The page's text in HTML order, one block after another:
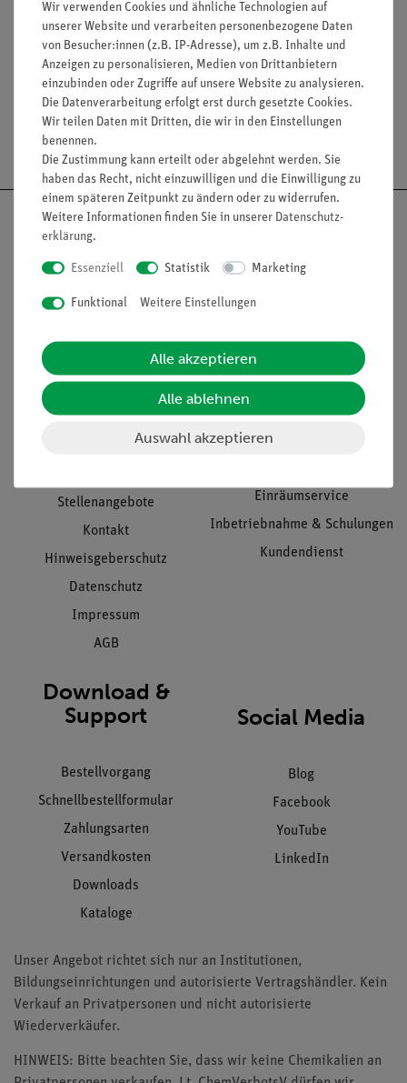
12 Monaten empfohlen.
Nach oben
Informationen
Unternehmen
Projekte und Lösungen
Stellenangebote
Kontakt
Hinweisgeberschutz
Datenschutz
Impressum
AGB
Übersicht Service
Beratung & Showroom
Einräumservice
Inbetriebnahme & Schulungen
Kundendienst
Download &
Support
Bestellvorgang
Schnellbestellformular
Zahlungsarten
Versandkosten
Downloads
Kataloge
Social Media
Blog
Facebook
YouTube
LinkedIn
Unser Angebot richtet sich nur an Institutionen,
Bildungseinrichtungen und autorisierte Vertragshändler. Kein
Verkauf an Privatpersonen und nicht autorisierte
Wiederverkäufer.
HINWEIS: Bitte beachten Sie, dass wir keine Chemikalien an
Wir verwenden Cookies und ähnliche Technologien auf
unserer Website und verarbeiten personenbezogene Daten
von Besucher:innen (z.B. IP-Adresse), um z.B. Inhalte und
Anzeigen zu personalisieren, Medien von Drittanbietern
einzubinden oder Zugriffe auf unsere Website zu analysieren.
Die Datenverarbeitung erfolgt erst durch gesetzte Cookies.
Wir teilen Daten mit Dritten, die wir in den Einstellungen
benennen.
Die Zustimmung kann erteilt oder abgelehnt werden. Sie
haben das Recht, nicht einzuwilligen und die Einwilligung zu
einem späteren Zeitpunkt zu ändern oder zu widerrufen.
Weitere Informationen finden Sie in unserer Daten­schutz­
erklärung.
Essenziell Statistik Marketing
Funktional Weitere Einstellungen
Alle akzeptieren
Alle ablehnen
Auswahl akzeptieren